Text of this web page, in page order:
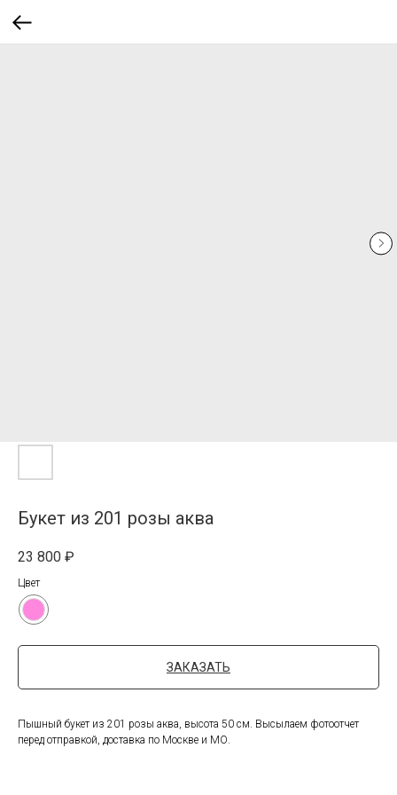
Букет из 201 розы аква
23 800 ₽
Цвет
ЗАКАЗАТЬ
Пышный букет из 201 розы аква, высота 50 см. Высылаем фотоотчет
перед отправкой, доставка по Москве и МО.